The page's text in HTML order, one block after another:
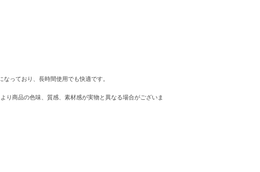
っており、長時間使用でも快適です。
商品の色味、質感、素材感が実物と異なる場合がございま